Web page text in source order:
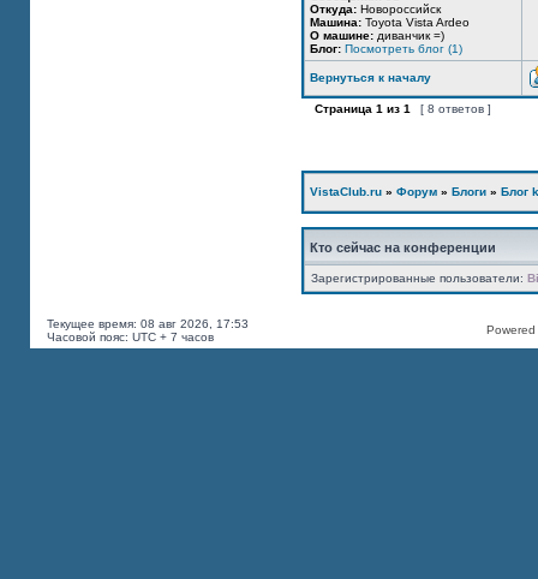
Откуда: Новороссийск
Машина: Toyota Vista Ardeo
О машине: диванчик =)
Блог: Посмотреть блог (1)
Вернуться к началу
Страница 1 из 1 [ 8 ответов ]
VistaClub.ru » Форум » Блоги » Блог
Кто сейчас на конференции
Зарегистрированные пользователи:
Текущее время: 08 авг 2026, 17:53
Часовой пояс: UTC + 7 часов